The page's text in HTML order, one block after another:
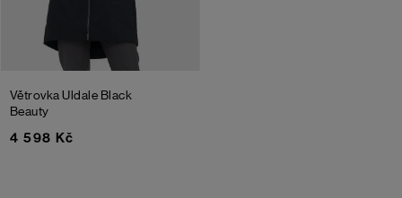
Větrovka Uldale Black
Beauty
4 598 Kč